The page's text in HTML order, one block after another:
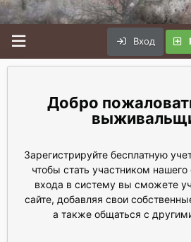
Вход
Зарегистрируйте бесплатную
чтобы стать участником
входа в систему вы сможете
сайте, добавляя свои
а также общаться с